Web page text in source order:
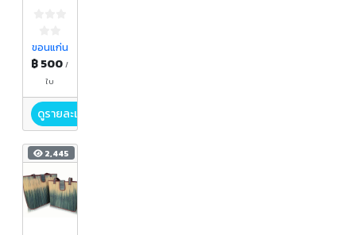
ขอนแก่น
฿ 500/
ใบ
ดูรายละเอียด
2,445